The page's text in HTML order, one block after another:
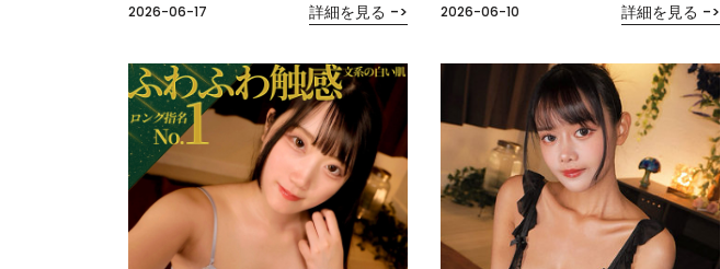
2026-06-17
詳細を見る ->
2026-06-10
詳細を見る ->